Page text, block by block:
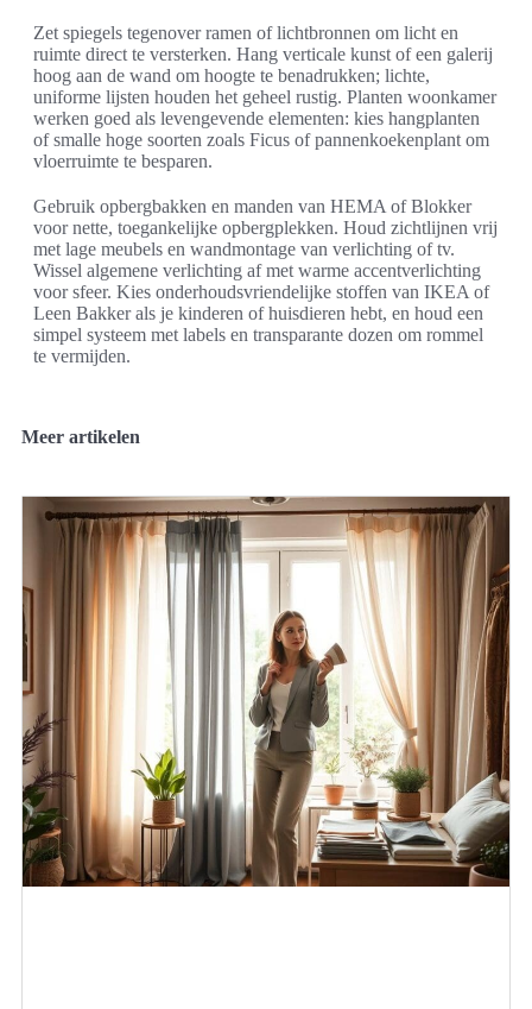
Zet spiegels tegenover ramen of lichtbronnen om licht en
ruimte direct te versterken. Hang verticale kunst of een galerij
hoog aan de wand om hoogte te benadrukken; lichte,
uniforme lijsten houden het geheel rustig. Planten woonkamer
werken goed als levengevende elementen: kies hangplanten
of smalle hoge soorten zoals Ficus of pannenkoekenplant om
vloerruimte te besparen.
Gebruik opbergbakken en manden van HEMA of Blokker
voor nette, toegankelijke opbergplekken. Houd zichtlijnen vrij
met lage meubels en wandmontage van verlichting of tv.
Wissel algemene verlichting af met warme accentverlichting
voor sfeer. Kies onderhoudsvriendelijke stoffen van IKEA of
Leen Bakker als je kinderen of huisdieren hebt, en houd een
simpel systeem met labels en transparante dozen om rommel
te vermijden.
Meer artikelen